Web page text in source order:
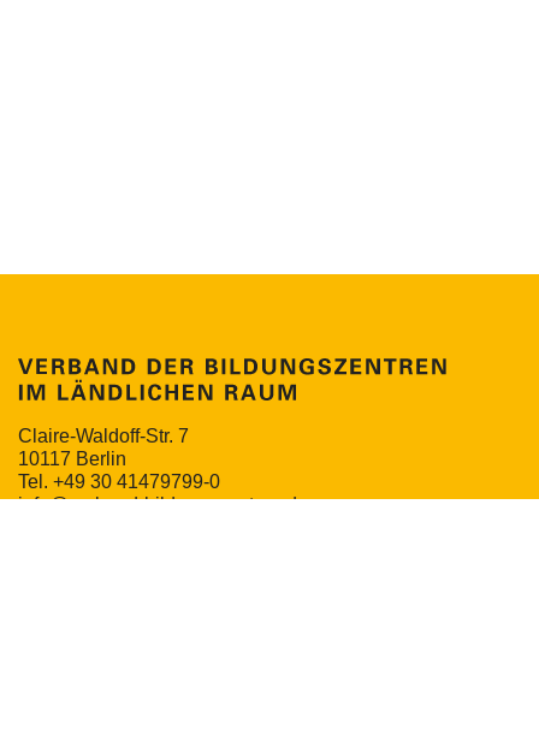
Claire-Waldoff-Str. 7
10117 Berlin
Tel. +49 30 41479799-0
info@verband-bildungszentren.de